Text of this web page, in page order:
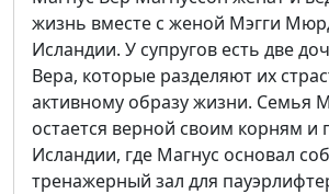
жизнь вместе с женой Мэгги
Исландии. У супругов есть две
Вера, которые разделяют их
активному образу жизни. Семья
остается верной своим корням и
Исландии, где Магнус основал
тренажерный зал для